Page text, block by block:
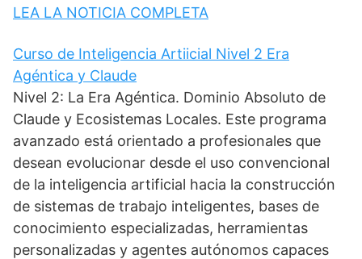
p
p
t
e
)
a
m
LEA LA NOTICIA COMPLETA
Curso de Inteligencia Artiicial Nivel 2 Era
Agéntica y Claude
Nivel 2: La Era Agéntica. Dominio Absoluto de
Claude y Ecosistemas Locales. Este programa
avanzado está orientado a profesionales que
desean evolucionar desde el uso convencional
de la inteligencia artificial hacia la construcción
de sistemas de trabajo inteligentes, bases de
conocimiento especializadas, herramientas
personalizadas y agentes autónomos capaces